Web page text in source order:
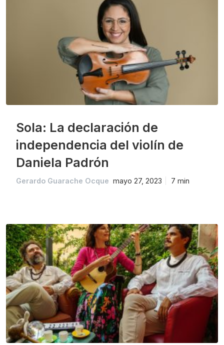
Sola: La declaración de
independencia del violín de
Daniela Padrón
Gerardo Guarache Ocque mayo 27, 2023 7 min